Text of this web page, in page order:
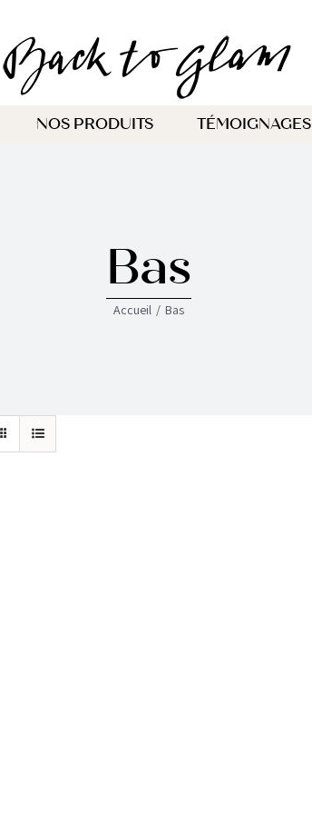
NOS PRODUITS TÉMOIGNAGES
Bas
Accueil Bas